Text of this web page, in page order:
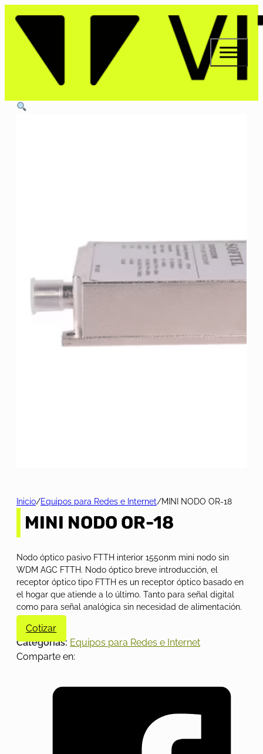
Inicio/Equipos para Redes e Internet/MINI NODO OR-18
MINI NODO OR-18
Nodo óptico pasivo FTTH interior 1550nm mini nodo sin
WDM AGC FTTH. Nodo óptico breve introducción, el
receptor óptico tipo FTTH es un receptor óptico basado en
el hogar que atiende a lo último. Tanto para señal digital
como para señal analógica sin necesidad de alimentación.
Cotizar
Categorías: Equipos para Redes e Internet
Comparte en: